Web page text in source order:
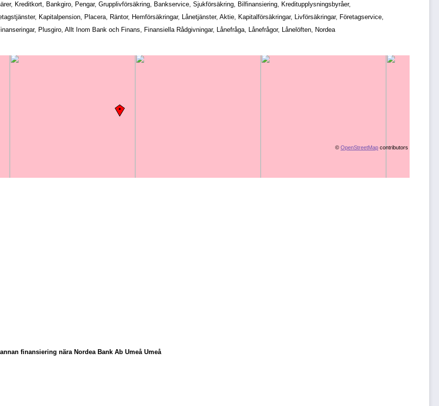
Kreditkort, Bankgiro, Pengar, Grupplivförsäkring, Bankservice, Sjukförsäkring, Bilfinansiering, Kreditupplysningsbyråer,
Kapitalpension, Placera, Räntor, Hemförsäkringar, Lånetjänster, Aktie, Kapitalförsäkringar, Livförsäkringar, Företagservice,
Plusgiro, Allt Inom Bank och Finans, Finansiella Rådgivningar, Lånefråga, Lånefrågor, Lånelöften, Nordea
© OpenStreetMap contributors
finansiering nära Nordea Bank Ab Umeå Umeå